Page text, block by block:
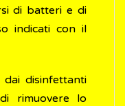
di batteri e di
indicati con il
disinfettanti
rimuovere lo